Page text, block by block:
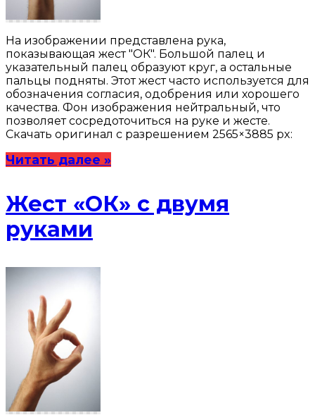
На изображении представлена рука,
показывающая жест "ОК". Большой палец и
указательный палец образуют круг, а остальные
пальцы подняты. Этот жест часто используется для
обозначения согласия, одобрения или хорошего
качества. Фон изображения нейтральный, что
позволяет сосредоточиться на руке и жесте.
Скачать оригинал с разрешением 2565×3885 px:
Читать далее »
Жест «ОК» с двумя
руками